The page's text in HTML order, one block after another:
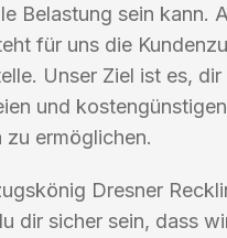
Belastung sein kann.
für uns die
Unser Ziel ist es, dir
und
zu ermöglichen.
Dresner
dir sicher sein, dass